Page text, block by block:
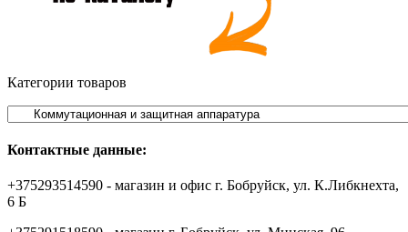
Категории товаров
Контактные данные:
+375293514590 - магазин и офис г. Бобруйск, ул. К.Либкнехта,
6 Б